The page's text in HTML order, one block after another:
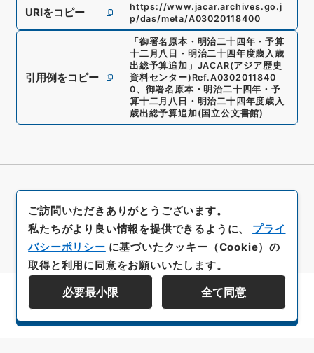
URIをコピー
https://www.jacar.archives.go.j
p/das/meta/A03020118400
引用例をコピー
「 御署名原本・明治二十四年・予算
十二月八日・明治二十四年度歳入歳
出総予算追加 」 JACAR(アジア歴史
資料センター) Ref.A0302011840
0、 御署名原本・明治二十四年・予
算十二月八日・明治二十四年度歳入
歳出総予算追加 (国立公文書館)
資料群階層を表示する
ご訪問いただきありがとうございます。
私たちがより良い情報を提供できるように、 プライ
バシーポリシー に基づいたクッキー（Cookie）の
取得と利用に同意をお願いいたします。
必要最小限 全て同意